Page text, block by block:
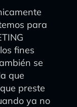
para
fines
se
que
preste
ya no